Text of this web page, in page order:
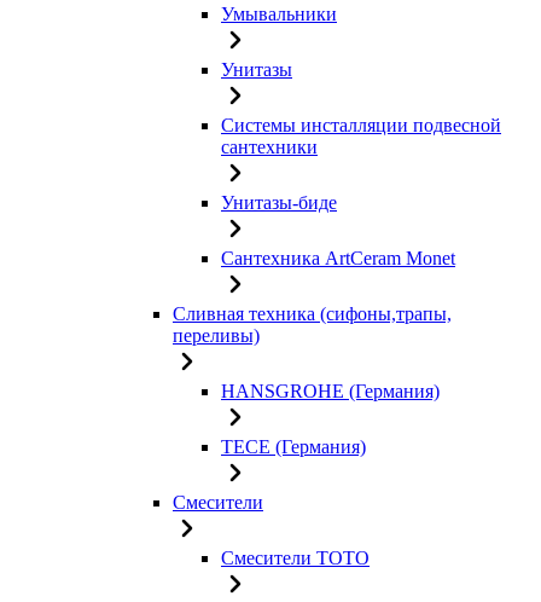
Умывальники
Унитазы
Системы инсталляции подвесной
сантехники
Унитазы-биде
Сантехника ArtCeram Monet
Сливная техника (сифоны,трапы,
переливы)
HANSGROHE (Германия)
TECE (Германия)
Смесители
Смесители TOTO